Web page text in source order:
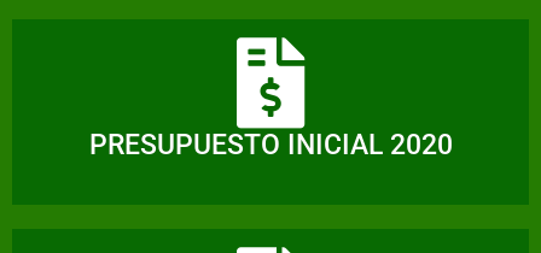
PRESUPUESTO INICIAL 2020